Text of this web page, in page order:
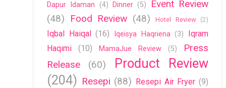
Dapur Idaman
(4) Dinner (5)
Event Review
(48)
Food Review (48) Hotel Review (2)
Iqbal Haiqal (16) Iqeisya Haqriena (3)
Iqram
Haqimi
(10) MamaJue Review (5)
Press
Release
(60)
Product Review
(204) Resepi (88) Resepi Air Fryer (9)